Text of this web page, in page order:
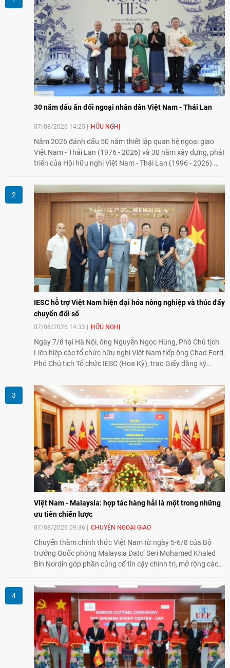
30 năm dấu ấn đối ngoại nhân dân Việt Nam - Thái Lan
07/08/2026 14:25 HỮU NGHỊ
Năm 2026 đánh dấu 50 năm thiết lập quan hệ ngoại giao
Việt Nam - Thái Lan (1976 - 2026) và 30 năm xây dựng, phát
triển của Hội hữu nghị Việt Nam - Thái Lan (1996 - 2026).
tình hữu nghị, đồng thời từng bước mở rộng hoạt động từ
giao lưu truyền thống sang kết nối địa phương, doanh
nghiệp, giáo dục, văn hóa và thế hệ trẻ, góp phần tăng
cường sự hiểu biết và hợp tác giữa nhân dân hai nước.
IESC hỗ trợ Việt Nam hiện đại hóa nông nghiệp và thúc đẩy
chuyển đổi số
07/08/2026 14:33 HỮU NGHỊ
Ngày 7/8 tại Hà Nội, ông Nguyễn Ngọc Hùng, Phó Chủ tịch
Liên hiệp các tổ chức hữu nghị Việt Nam tiếp ông Chad Ford,
Phó Chủ tịch Tổ chức IESC (Hoa Kỳ), trao Giấy đăng ký
đổi về định hướng triển khai Dự án "Mở rộng Thương mại
Nông nghiệp và An toàn thực phẩm Hoa Kỳ - Việt Nam",
hướng tới thúc đẩy chuyển đổi số, hiện đại hóa nông nghiệp
và mở rộng hợp tác phát triển giữa hai nước.
Việt Nam - Malaysia: hợp tác hàng hải là một trong những
ưu tiên chiến lược
07/08/2026 09:36 CHUYỆN NGOẠI GIAO
Chuyến thăm chính thức Việt Nam từ ngày 5-6/8 của Bộ
trưởng Quốc phòng Malaysia Dato’ Seri Mohamed Khaled
Bin Nordin góp phần củng cố tin cậy chính trị, mở rộng các
Malaysia theo hướng ngày càng thực chất.